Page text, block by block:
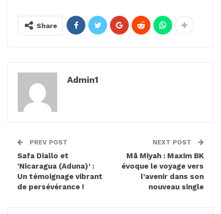
Share
Admin1
PREV POST
Safa Diallo et
‘Nicaragua (Aduna)’ :
Un témoignage vibrant
de persévérance !
NEXT POST
Mâ Miyah : Maxim BK
évoque le voyage vers
l’avenir dans son
nouveau single